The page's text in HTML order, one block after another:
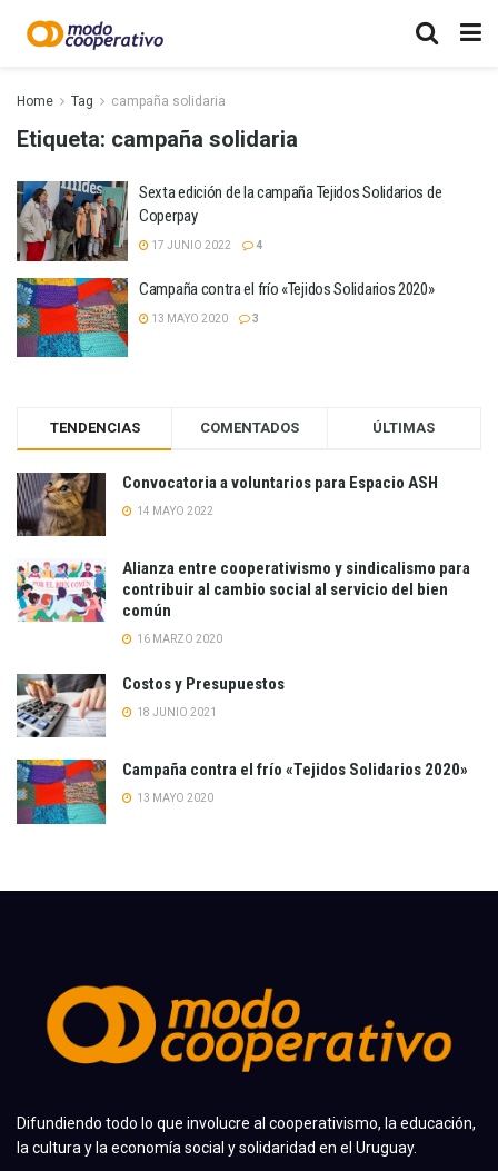
Home Tag campaña solidaria
Etiqueta: campaña solidaria
Sexta edición de la campaña Tejidos Solidarios de
Coperpay
17 JUNIO 2022 4
Campaña contra el frío «Tejidos Solidarios 2020»
13 MAYO 2020 3
TENDENCIAS COMENTADOS ÚLTIMAS
Convocatoria a voluntarios para Espacio ASH
14 MAYO 2022
Alianza entre cooperativismo y sindicalismo para
contribuir al cambio social al servicio del bien
común
16 MARZO 2020
Costos y Presupuestos
18 JUNIO 2021
Campaña contra el frío «Tejidos Solidarios 2020»
13 MAYO 2020
Difundiendo todo lo que involucre al cooperativismo, la educación,
la cultura y la economía social y solidaridad en el Uruguay.